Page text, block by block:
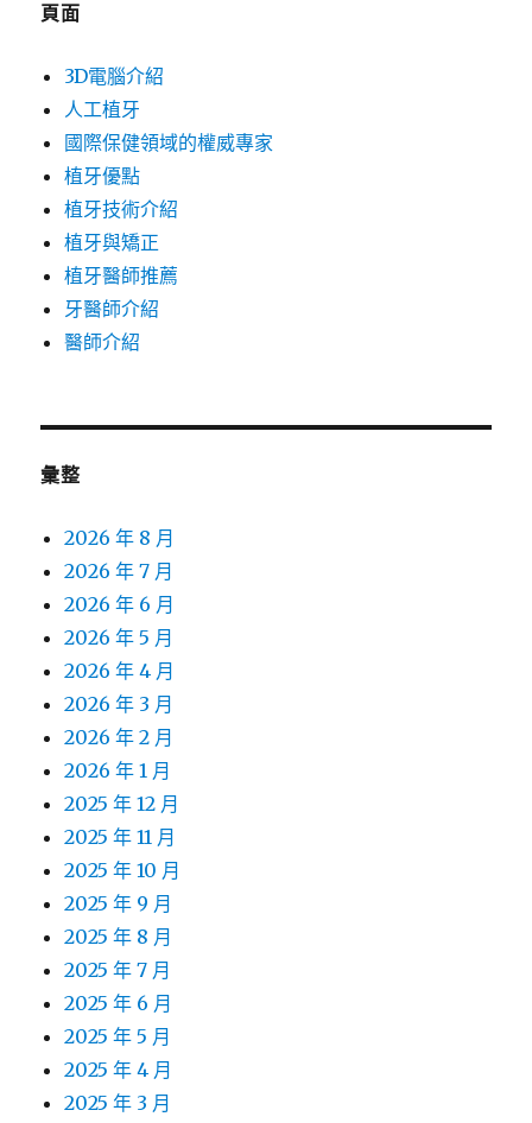
頁面
3D電腦介紹
人工植牙
國際保健領域的權威專家
植牙優點
植牙技術介紹
植牙與矯正
植牙醫師推薦
牙醫師介紹
醫師介紹
彙整
2026 年 8 月
2026 年 7 月
2026 年 6 月
2026 年 5 月
2026 年 4 月
2026 年 3 月
2026 年 2 月
2026 年 1 月
2025 年 12 月
2025 年 11 月
2025 年 10 月
2025 年 9 月
2025 年 8 月
2025 年 7 月
2025 年 6 月
2025 年 5 月
2025 年 4 月
2025 年 3 月